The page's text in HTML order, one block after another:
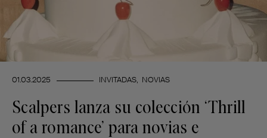
01.03.2025 INVITADAS NOVIAS
Scalpers lanza su colección ‘Thrill
of a romance’ para novias e